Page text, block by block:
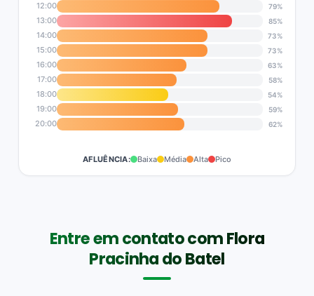
12:00 79%
13:00 85%
14:00 73%
15:00 73%
16:00 63%
17:00 58%
18:00 54%
19:00 59%
20:00 62%
AFLUÊNCIA: Baixa Média Alta Pico
Entre em contato com Flora
Pracinha do Batel